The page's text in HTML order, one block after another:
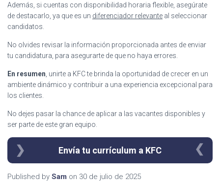
Además, si cuentas con disponibilidad horaria flexible, asegúrate
de destacarlo, ya que es un diferenciador relevante al seleccionar
candidatos.
No olvides revisar la información proporcionada antes de enviar
tu candidatura, para asegurarte de que no haya errores.
En resumen , unirte a KFC te brinda la oportunidad de crecer en un
ambiente dinámico y contribuir a una experiencia excepcional para
los clientes.
No dejes pasar la chance de aplicar a las vacantes disponibles y
ser parte de este gran equipo.
Envía tu currículum a KFC
Published by Sam on 30 de julio de 2025